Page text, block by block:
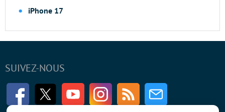
iPhone 17
SUIVEZ-NOUS
FacebookTwitter Youtube InstagramRSS Newsletter